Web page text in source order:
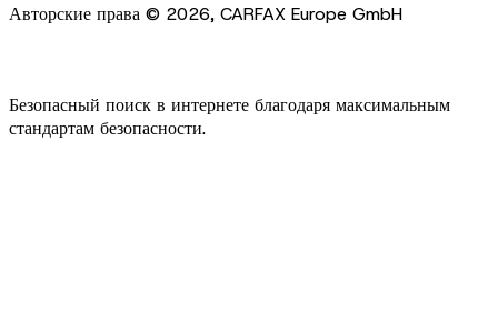
Авторские права © 2026, CARFAX Europe GmbH
Безопасный поиск в интернете благодаря максимальным
стандартам безопасности.